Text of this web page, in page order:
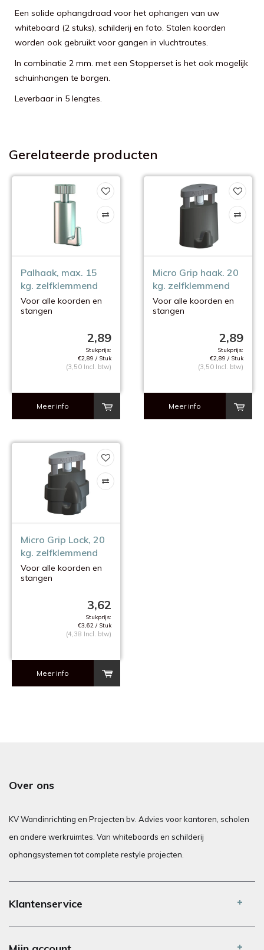
Een solide ophangdraad voor het ophangen van uw
whiteboard (2 stuks), schilderij en foto. Stalen koorden
worden ook gebruikt voor gangen in vluchtroutes.
In combinatie 2 mm. met een Stopperset is het ook mogelijk
schuinhangen te borgen.
Leverbaar in 5 lengtes.
Gerelateerde producten
Palhaak, max. 15
kg. zelfklemmend
Voor alle koorden en
stangen
2,89
Stukprijs:
€2,89 / Stuk
(3,50 Incl. btw)
Meer info
Micro Grip haak. 20
kg. zelfklemmend
Voor alle koorden en
stangen
2,89
Stukprijs:
€2,89 / Stuk
(3,50 Incl. btw)
Meer info
Micro Grip Lock, 20
kg. zelfklemmend
Voor alle koorden en
stangen
3,62
Stukprijs:
€3,62 / Stuk
(4,38 Incl. btw)
Meer info
Over ons
KV Wandinrichting en Projecten bv. Advies voor kantoren, scholen
en andere werkruimtes. Van whiteboards en schilderij
ophangsystemen tot complete restyle projecten.
Klantenservice